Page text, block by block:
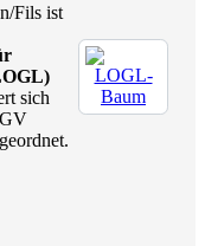
Fils ist
sich